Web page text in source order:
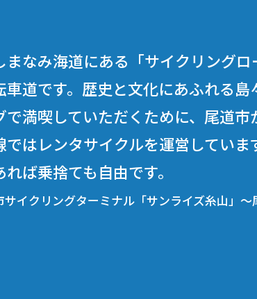
まなみ海道にある「サイクリング
車道です。歴史と文化にあふれる
で満喫していただくために、尾道
ではレンタサイクルを運営してい
ば乗捨ても自由です。
サイクリングターミナル「サンライズ糸山」～